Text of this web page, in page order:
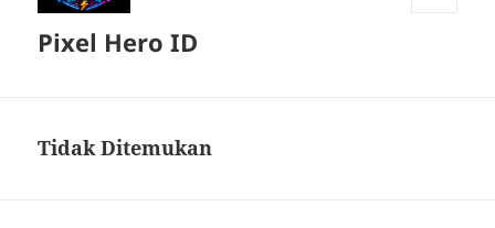
Pixel Hero ID
Tidak Ditemukan